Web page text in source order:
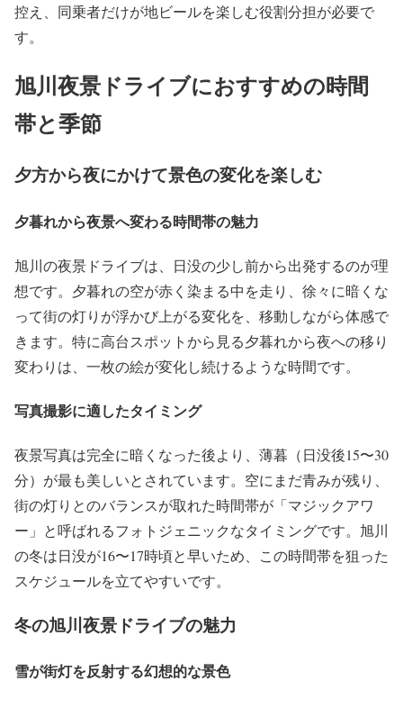
控え、同乗者だけが地ビールを楽しむ役割分担が必要で
す。
旭川夜景ドライブにおすすめの時間
帯と季節
夕方から夜にかけて景色の変化を楽しむ
夕暮れから夜景へ変わる時間帯の魅力
旭川の夜景ドライブは、日没の少し前から出発するのが理
想です。夕暮れの空が赤く染まる中を走り、徐々に暗くな
って街の灯りが浮かび上がる変化を、移動しながら体感で
きます。特に高台スポットから見る夕暮れから夜への移り
変わりは、一枚の絵が変化し続けるような時間です。
写真撮影に適したタイミング
夜景写真は完全に暗くなった後より、薄暮（日没後15〜30
分）が最も美しいとされています。空にまだ青みが残り、
街の灯りとのバランスが取れた時間帯が「マジックアワ
ー」と呼ばれるフォトジェニックなタイミングです。旭川
の冬は日没が16〜17時頃と早いため、この時間帯を狙った
スケジュールを立てやすいです。
冬の旭川夜景ドライブの魅力
雪が街灯を反射する幻想的な景色